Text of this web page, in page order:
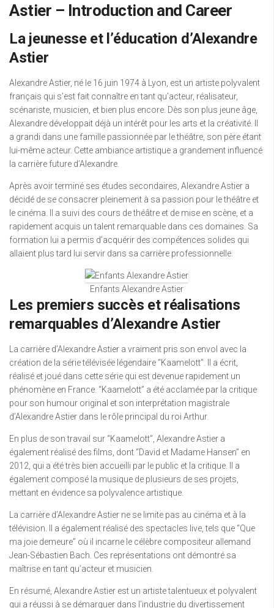
Astier – Introduction and Career
La jeunesse et l’éducation d’Alexandre
Astier
Alexandre Astier, né le 16 juin 1974 à Lyon, est un artiste polyvalent
français qui s’est fait connaître en tant qu’acteur, réalisateur,
scénariste, musicien, et bien plus encore. Dès son plus jeune âge,
Alexandre développait déjà un intérêt pour les arts et la créativité. Il
a grandi dans une famille passionnée par le théâtre, son père étant
lui-même acteur. Cette ambiance artistique a grandement influencé
la carrière future d’Alexandre.
Après avoir terminé ses études secondaires, Alexandre Astier a
décidé de se consacrer pleinement à sa passion pour le théâtre et
le cinéma. Il a suivi des cours de théâtre et de mise en scène, et a
rapidement acquis un talent remarquable dans ces domaines. Sa
formation lui a permis d’acquérir des compétences solides qui
allaient plus tard lui servir dans sa carrière professionnelle.
Enfants Alexandre Astier
Les premiers succès et réalisations
remarquables d’Alexandre Astier
La carrière d’Alexandre Astier a vraiment pris son envol avec la
création de la série télévisée légendaire “Kaamelott”. Il a écrit,
réalisé et joué dans cette série qui est devenue rapidement un
phénomène en France. “Kaamelott” a été acclamée par la critique
pour son humour original et son interprétation magistrale
d’Alexandre Astier dans le rôle principal du roi Arthur.
En plus de son travail sur “Kaamelott”, Alexandre Astier a
également réalisé des films, dont “David et Madame Hansen” en
2012, qui a été très bien accueilli par le public et la critique. Il a
également composé la musique de plusieurs de ses projets,
mettant en évidence sa polyvalence artistique.
La carrière d’Alexandre Astier ne se limite pas au cinéma et à la
télévision. Il a également réalisé des spectacles live, tels que “Que
ma joie demeure” où il incarne le célèbre compositeur allemand
Jean-Sébastien Bach. Ces représentations ont démontré sa
maîtrise en tant qu’acteur et musicien.
En résumé, Alexandre Astier est un artiste talentueux et polyvalent
qui a réussi à se démarquer dans l’industrie du divertissement